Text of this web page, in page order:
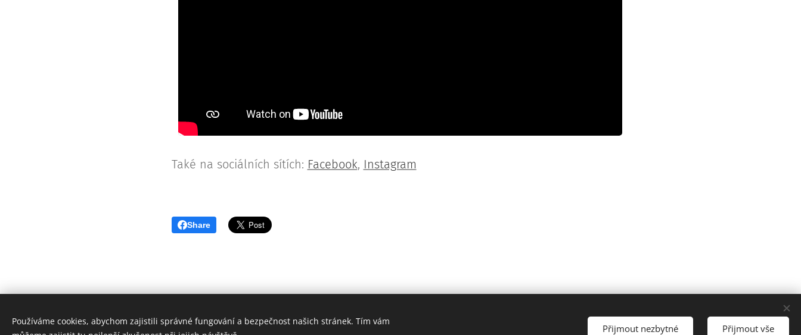
Také na sociálních sítích: Facebook, Instagram
Share
Používáme cookies, abychom zajistili správné fungování a bezpečnost našich stránek. Tím vám
Přijmout nezbytné Přijmout vše